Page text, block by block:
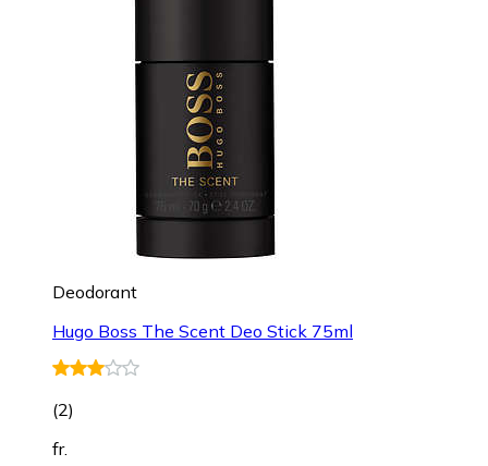
Deodorant
Hugo Boss The Scent Deo Stick 75ml
(2)
fr.